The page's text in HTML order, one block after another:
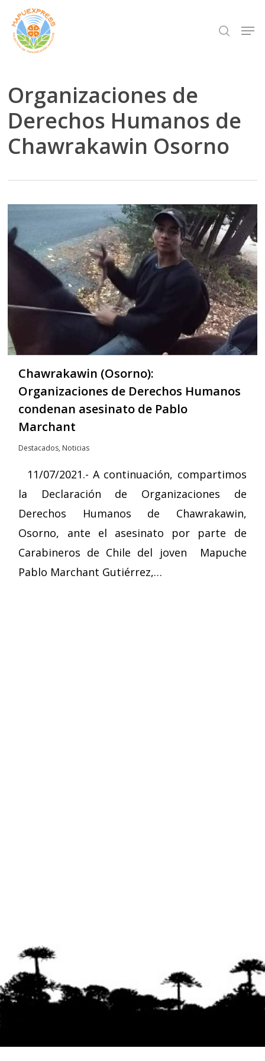
Skip
main
search
Organizaciones de
Derechos Humanos de
Chawrakawin Osorno
Chawrakawin (Osorno):
Organizaciones de Derechos Humanos
condenan asesinato de Pablo
Marchant
Destacados, Noticias
11/07/2021.- A continuación, compartimos
la Declaración de Organizaciones de
Derechos Humanos de Chawrakawin,
Osorno, ante el asesinato por parte de
Carabineros de Chile del joven Mapuche
Pablo Marchant Gutiérrez,…
Close